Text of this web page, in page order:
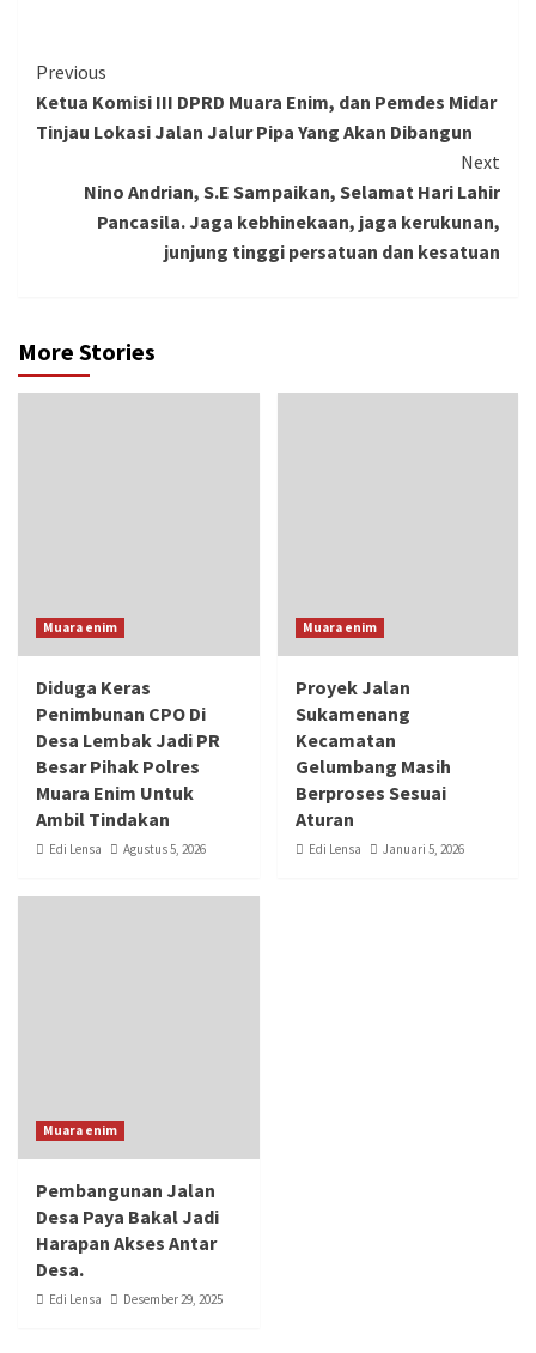
Continue
Reading
Previous
Ketua Komisi III DPRD Muara Enim, dan Pemdes Midar
Tinjau Lokasi Jalan Jalur Pipa Yang Akan Dibangun
Next
Nino Andrian, S.E Sampaikan, Selamat Hari Lahir
Pancasila. Jaga kebhinekaan, jaga kerukunan,
junjung tinggi persatuan dan kesatuan
More Stories
Muara enim
Diduga Keras
Penimbunan CPO Di
Desa Lembak Jadi PR
Besar Pihak Polres
Muara Enim Untuk
Ambil Tindakan
Edi Lensa Agustus 5, 2026
Muara enim
‎Proyek Jalan
Sukamenang
Kecamatan
Gelumbang Masih
Berproses Sesuai
Aturan
Edi Lensa Januari 5, 2026
Muara enim
Pembangunan Jalan
Desa Paya Bakal Jadi
Harapan Akses Antar
Desa.
Edi Lensa Desember 29, 2025